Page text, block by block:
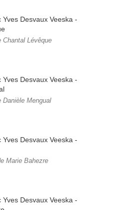
Chantal Lévêque
Danièle Mengual
Marie Bahezre